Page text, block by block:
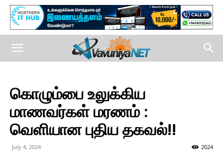
கொழும்பை உலுக்கிய
மாணவர்கள் மரணம் :
வெளியான புதிய தகவல்!!
July 4, 2024 2024